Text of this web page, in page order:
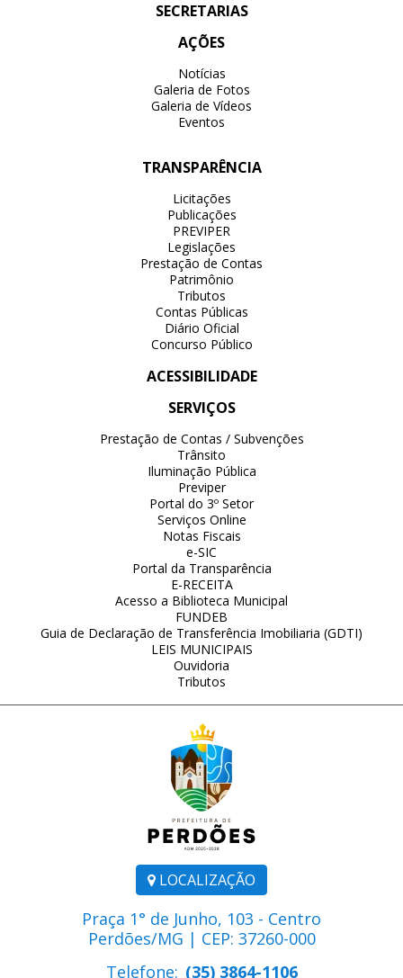
LOCALIZAÇÃO
Praça 1° de Junho, 103 - Centro
Perdões/MG | CEP: 37260-000
Telefone: (35) 3864-1106
SECRETARIAS
AÇÕES
Notícias
Galeria de Fotos
Galeria de Vídeos
Eventos
TRANSPARÊNCIA
Licitações
Publicações
PREVIPER
Legislações
Prestação de Contas
Patrimônio
Tributos
Contas Públicas
Diário Oficial
Concurso Público
ACESSIBILIDADE
SERVIÇOS
Prestação de Contas / Subvenções
Trânsito
Iluminação Pública
Previper
Portal do 3º Setor
Serviços Online
Notas Fiscais
e-SIC
Portal da Transparência
E-RECEITA
Acesso a Biblioteca Municipal
FUNDEB
Guia de Declaração de Transferência Imobiliaria (GDTI)
LEIS MUNICIPAIS
Ouvidoria
Tributos